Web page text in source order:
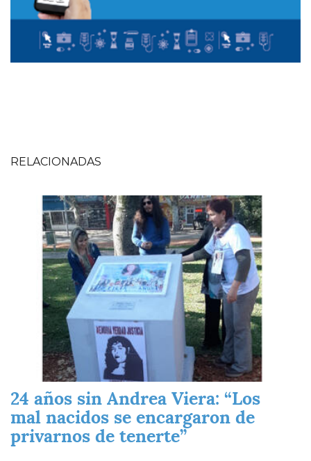
RELACIONADAS
Imagen
24 años sin Andrea Viera: “Los
mal nacidos se encargaron de
privarnos de tenerte”